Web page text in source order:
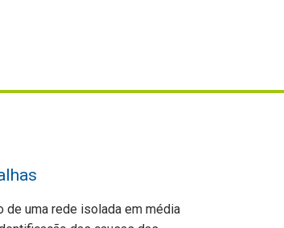
de uma rede isolada em média